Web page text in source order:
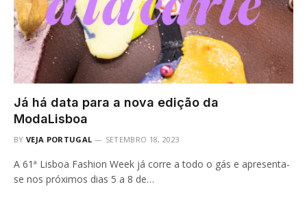
Já há data para a nova edição da
ModaLisboa
BY VEJA PORTUGAL SETEMBRO 18, 2023
A 61ª Lisboa Fashion Week já corre a todo o gás e apresenta-
se nos próximos dias 5 a 8 de…